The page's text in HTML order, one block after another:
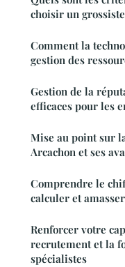
choisir un
Comment la
gestion des
Gestion de la
efficaces pour les
Mise au point sur
Arcachon et ses
Comprendre le
calculer et
Renforcer votre
recrutement et la
spécialistes